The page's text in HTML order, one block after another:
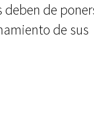
de
de sus